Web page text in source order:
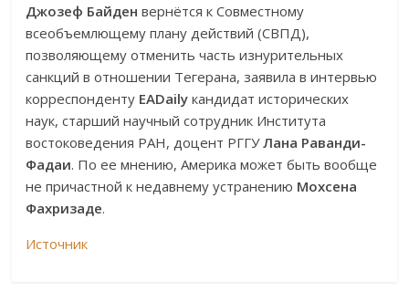
Джозеф Байденвернётся к Совместному
всеобъемлющему плану действий (СВПД),
позволяющему отменить часть изнурительных
санкций в отношении Тегерана, заявила в интервью
корреспонденту EADaily кандидат исторических
наук, старший научный сотрудник Института
востоковедения РАН, доцент РГГУЛана Раванди-
Фадаи. По ее мнению, Америка может быть вообще
не причастной к недавнему устранению Мохсена
Фахризаде.
Источник